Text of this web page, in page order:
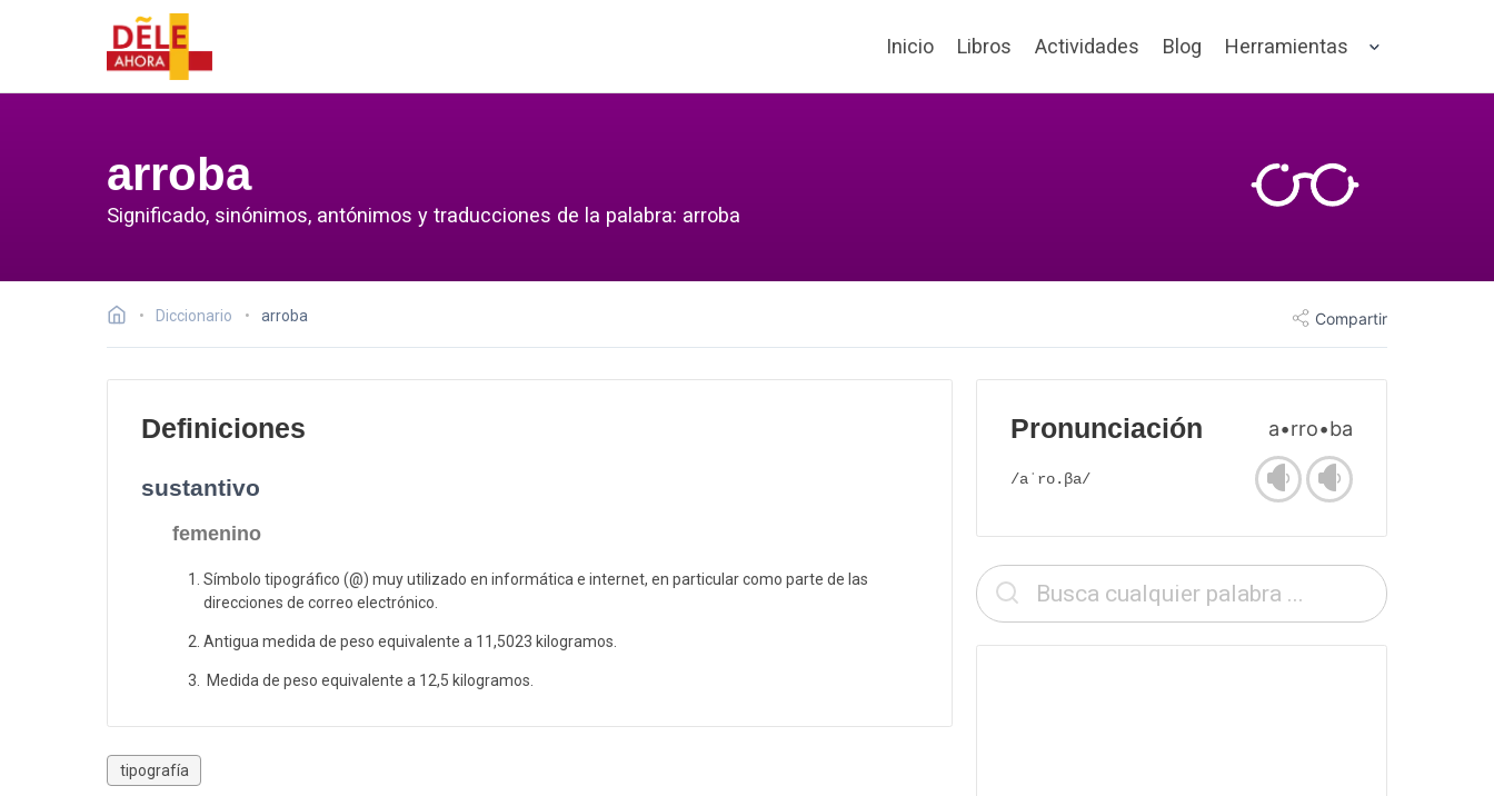
Inicio Libros Actividades Blog Herramientas
arroba
Significado, sinónimos, antónimos y traducciones de la palabra: arroba
Diccionario arroba Compartir
Definiciones
sustantivo
femenino
Símbolo tipográfico (@) muy utilizado en informática e internet, en particular como parte de las
direcciones de correo electrónico.
Antigua medida de peso equivalente a 11,5023 kilogramos.
Medida de peso equivalente a 12,5 kilogramos.
tipografía
Pronunciación a•rro•ba
/aˈro.βa/